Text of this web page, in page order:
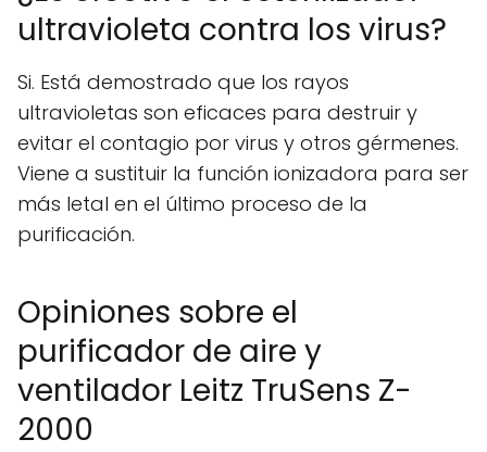
ultravioleta contra los virus?
Si. Está demostrado que los rayos
ultravioletas son eficaces para destruir y
evitar el contagio por virus y otros gérmenes.
Viene a sustituir la función ionizadora para ser
más letal en el último proceso de la
purificación.
Opiniones sobre el
purificador de aire y
ventilador Leitz TruSens Z-
2000